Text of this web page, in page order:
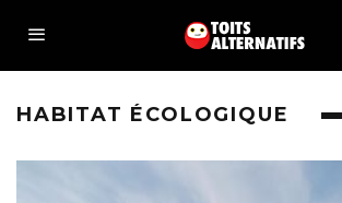
HABITAT ÉCOLOGIQUE